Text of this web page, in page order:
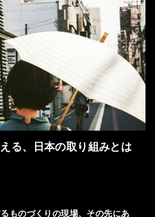
る、日本の取り組みとは
ものづくりの現場、その先にあ